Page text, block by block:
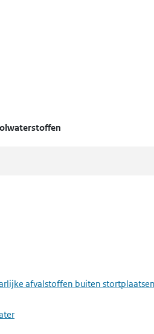
afvalstoffen buiten stortplaatsen